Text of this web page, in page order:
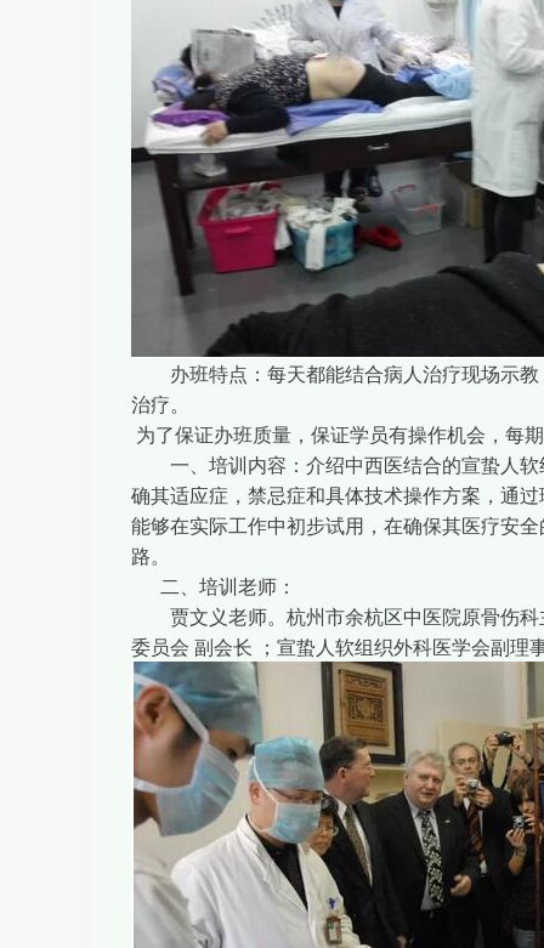
办班特点：每天都能结合病人治疗现场示
治疗。
为了保证办班质量，保证学员有操作机会，每
一、培训内容：介绍中西医结合的宣蛰人软
确其适应症，禁忌症和具体技术操作方案，通
能够在实际工作中初步试用，在确保其医疗安
路。
二、培训老师：
贾文义老师。杭州市余杭区中医院原骨伤科
委员会 副会长 ；宣蛰人软组织外科医学会副理